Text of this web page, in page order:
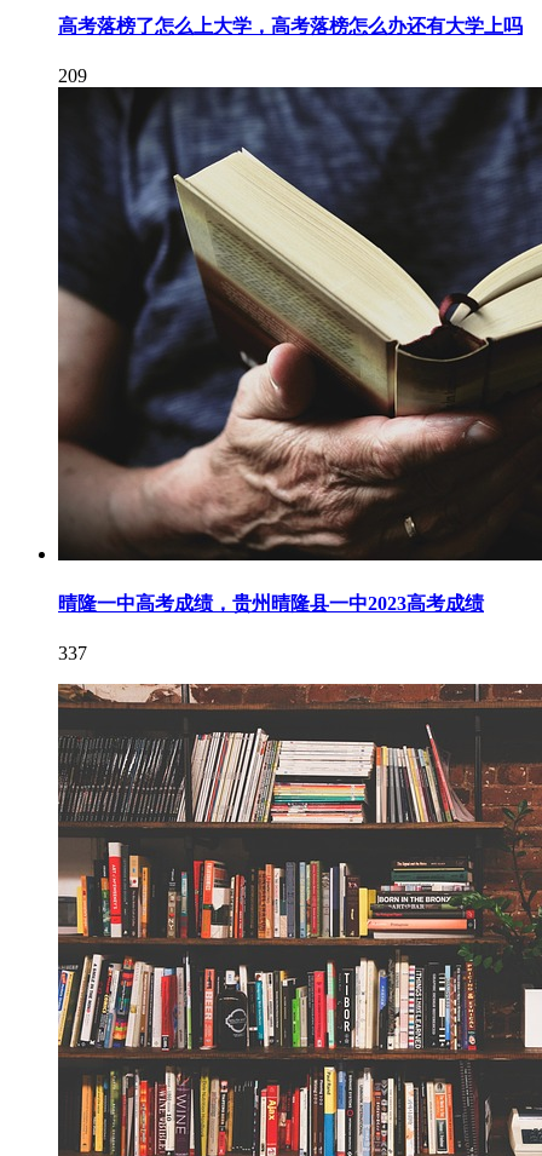
高考落榜了怎么上大学，高考落榜怎么办还有大学上吗
209
晴隆一中高考成绩，贵州晴隆县一中2023高考成绩
337